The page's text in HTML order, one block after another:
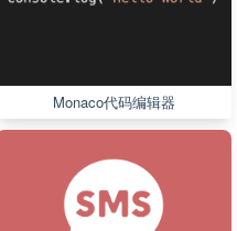
Monaco代码编辑器